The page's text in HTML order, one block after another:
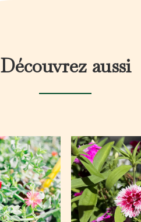
Découvrez aussi